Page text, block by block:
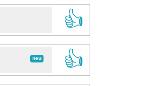
👍
neu
👍